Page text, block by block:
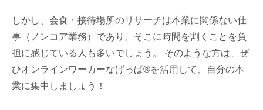
しかし、会食・接待場所のリサーチは本業に関係ない仕
事（ノンコア業務）であり、そこに時間を割くことを負
担に感じている人も多いでしょう。 そのような方は、ぜ
ひオンラインワーカーなげっぱ®を活用して、自分の本
業に集中しましょう！